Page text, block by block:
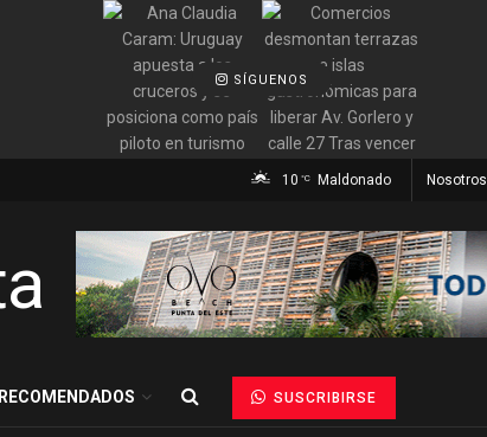
SÍGUENOS
10 °C Maldonado Nosotros
RECOMENDADOS SUSCRIBIRSE